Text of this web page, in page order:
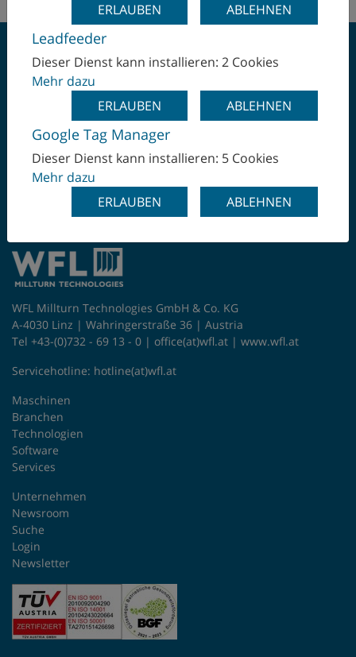
EINMAL SPANNEN -
KOMPLETT
BEARBEITEN
WFL Millturn Technologies GmbH & Co. KG
A-4030 Linz | Wahringerstraße 36 | Austria
Tel +43-(0)732 - 69 13 - 0 | office(at)wfl.at | www.wfl.at
Servicehotline: hotline(at)wfl.at
Maschinen
Branchen
Technologien
Software
Services
Unternehmen
Newsroom
Suche
Login
Newsletter
ERLAUBEN
ABLEHNEN
Leadfeeder
Dieser Dienst kann installieren: 2 Cookies
Mehr dazu
ERLAUBEN
ABLEHNEN
Google Tag Manager
Dieser Dienst kann installieren: 5 Cookies
Mehr dazu
ERLAUBEN
ABLEHNEN